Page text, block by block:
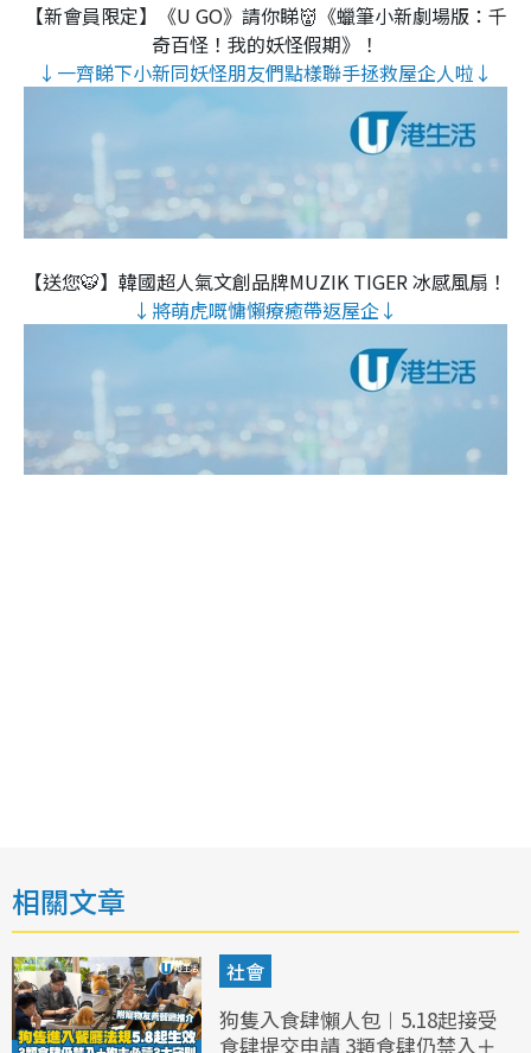
【新會員限定】《U GO》請你睇👹《蠟筆小新劇場版：千
奇百怪！我的妖怪假期》！
↓一齊睇下小新同妖怪朋友們點樣聯手拯救屋企人啦↓
【送您🐯】韓國超人氣文創品牌MUZIK TIGER 冰感風扇！
↓將萌虎嘅慵懶療癒帶返屋企↓
相關文章
社會
狗隻入食肆懶人包︱5.18起接受
食肆提交申請 3類食肆仍禁入＋